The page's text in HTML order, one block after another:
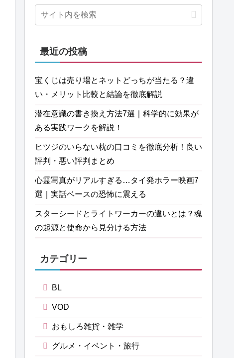
最近の投稿
宝くじは売り場とネットどっちが当たる？違
い・メリット比較と結論を徹底解説
潜在意識の書き換え方法7選｜科学的に効果が
ある実践ワークを解説！
ヒツジのいらない枕の口コミを徹底分析！良い
評判・悪い評判まとめ
心霊写真がリアルすぎる…タイ発ホラー映画7
選｜実話ベースの恐怖に震える
スターシードとライトワーカーの違いとは？魂
の起源と使命から見分ける方法
カテゴリー
BL
VOD
おもしろ雑貨・雑学
グルメ・イベント・旅行